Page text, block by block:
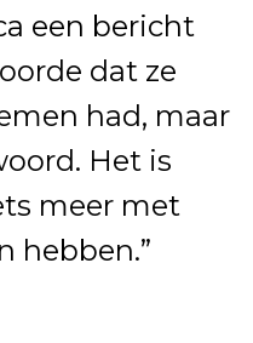
een bericht
dat ze
had, maar
Het is
meer met
hebben.”